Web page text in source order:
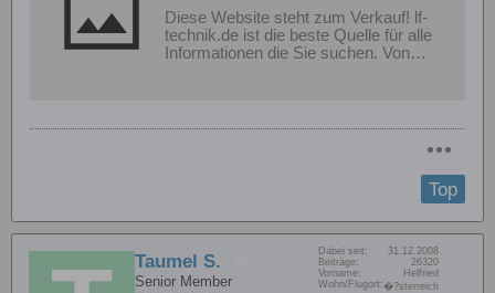
Diese Website steht zum Verkauf! lf-
technik.de ist die beste Quelle für alle
Informationen die Sie suchen. Von
Sie hier das Gesuchte finden!
Top
Taumel S.
Senior Member
Dabei seit:
31.12.2008
Beiträge:
26320
Vorname:
Helfried
Wohn/Flugort: �?sterreich